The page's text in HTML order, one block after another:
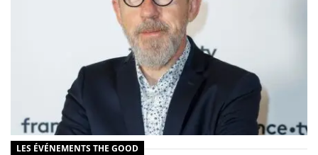
LES ÉVÉNEMENTS THE GOOD